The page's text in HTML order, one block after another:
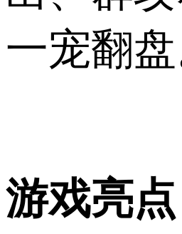
一宠翻盘
游戏亮点